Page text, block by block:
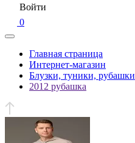
Войти
0
Главная страница
Интернет-магазин
Блузки, туники, рубашки
2012 рубашка